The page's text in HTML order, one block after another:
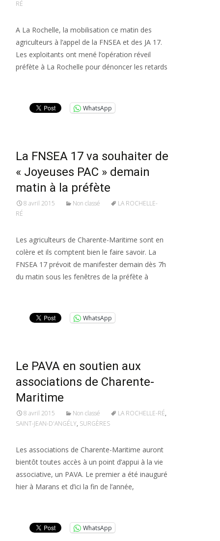
RÉ
A La Rochelle, la mobilisation ce matin des
agriculteurs à l’appel de la FNSEA et des JA 17.
Les exploitants ont mené l’opération réveil
préfète à La Rochelle pour dénoncer les retards
WhatsApp
La FNSEA 17 va souhaiter de
« Joyeuses PAC » demain
matin à la préfète
8 avril 2015 Non classé
LA ROCHELLE-
RÉ
Les agriculteurs de Charente-Maritime sont en
colère et ils comptent bien le faire savoir. La
FNSEA 17 prévoit de manifester demain dès 7h
du matin sous les fenêtres de la préfète à
WhatsApp
Le PAVA en soutien aux
associations de Charente-
Maritime
8 avril 2015 Non classé LA ROCHELLE-RÉ,
SAINT-JEAN-D'ANGÉLY, SURGÈRES
Les associations de Charente-Maritime auront
bientôt toutes accès à un point d’appui à la vie
associative, un PAVA. Le premier a été inauguré
hier à Marans et d’ici la fin de l’année,
WhatsApp